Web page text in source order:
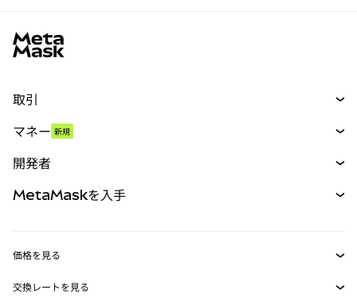
取引
パーペチュアル
RWA
マネー 新規
開発者
MetaMask Connect
MetaMaskを入手
価格を見る
イーサリアムの価格
交換レートを見る